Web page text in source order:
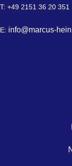
T: +49 2151 36 20 351
E: info@marcus-